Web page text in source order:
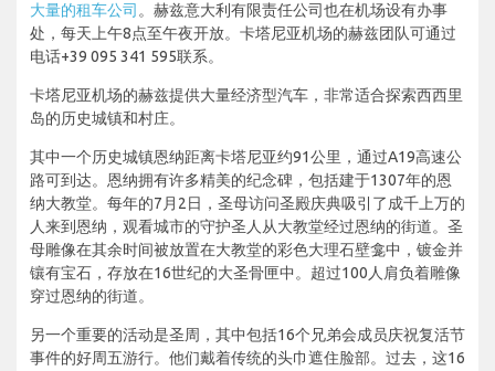
大量的租车公司 。赫兹意大利有限责任公司也在机场设有办事
处，每天上午8点至午夜开放。卡塔尼亚机场的赫兹团队可通过
电话+39 095 341 595联系。
卡塔尼亚机场的赫兹提供大量经济型汽车，非常适合探索西西里
岛的历史城镇和村庄。
其中一个历史城镇恩纳距离卡塔尼亚约91公里，通过A19高速公
路可到达。恩纳拥有许多精美的纪念碑，包括建于1307年的恩
纳大教堂。每年的7月2日，圣母访问圣殿庆典吸引了成千上万的
人来到恩纳，观看城市的守护圣人从大教堂经过恩纳的街道。圣
母雕像在其余时间被放置在大教堂的彩色大理石壁龛中，镀金并
镶有宝石，存放在16世纪的大圣骨匣中。超过100人肩负着雕像
穿过恩纳的街道。
另一个重要的活动是圣周，其中包括16个兄弟会成员庆祝复活节
事件的好周五游行。他们戴着传统的头巾遮住脸部。过去，这16